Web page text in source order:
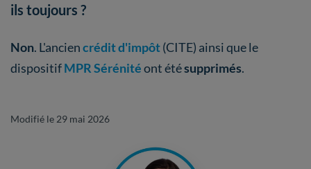
ils toujours ?
Non. L'anciencrédit d'impôt(CITE) ainsi que le
dispositifMPR Sérénitéont étésupprimés.
Modifié le 29 mai 2026